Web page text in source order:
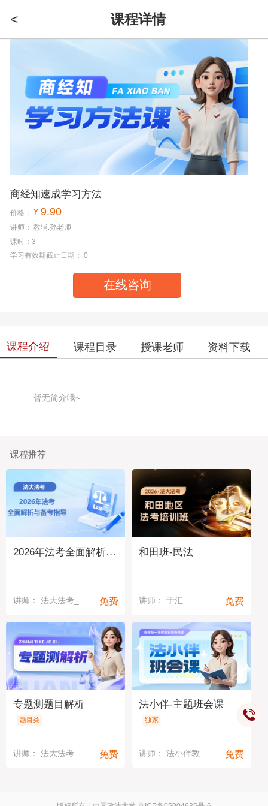
< 课程详情
商经知速成学习方法
价格：¥9.90
讲师： 教辅.孙老师
课时：3
学习有效期截止日期： 0
在线咨询
课程介绍 课程目录 授课老师 资料下载
暂无简介哦~
课程推荐
2026年法考全面解析与备考指导
讲师： 法大法考_ 免费
和田班-民法
讲师： 于汇 免费
专题测题目解析
题目类
讲师： 法大法考教研中心 免费
法小伴-主题班会课
独家
免费